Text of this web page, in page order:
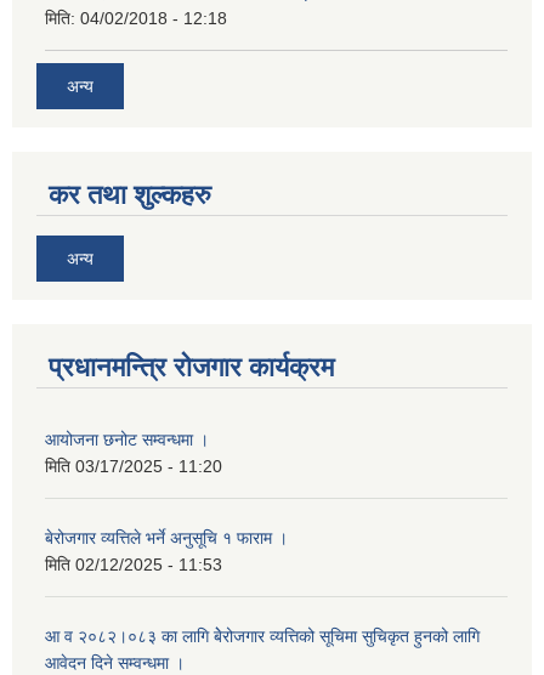
मिति: 04/02/2018 - 12:18
अन्य
कर तथा शुल्कहरु
अन्य
प्रधानमन्त्रि रोजगार कार्यक्रम
आयोजना छनोट सम्वन्धमा ।
मिति 03/17/2025 - 11:20
बेरोजगार व्यत्तिले भर्ने अनुसूचि १ फाराम ।
मिति 02/12/2025 - 11:53
आ व २०८२।०८३ का लागि बेेरोजगार व्यत्तिको सूचिमा सुचिकृत हुनको लागि
आवेदन दिने सम्वन्धमा ।